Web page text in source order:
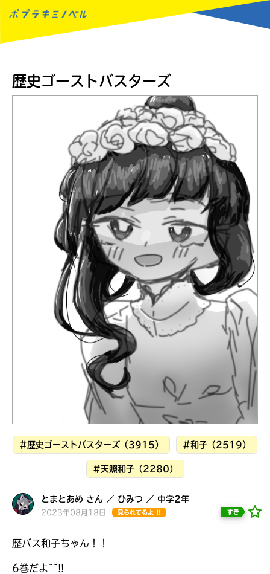
読みたい本が
見つかる
本を飛び出して
みんなとおしゃべり
歴史ゴーストバスターズ
#歴史ゴーストバスターズ（3915） #和子（2519）
#天照和子（2280）
とまとあめ さん ／ ひみつ ／ 中学2年
2023年08月18日 見られてるよ !! すき
歴バス和子ちゃん！！
6巻だよ~~!!